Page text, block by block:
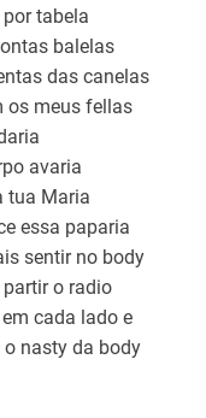
tabela
balelas
das canelas
os meus fellas
avaria
tua Maria
essa paparia
sentir no body
o radio
cada lado e
nasty da body